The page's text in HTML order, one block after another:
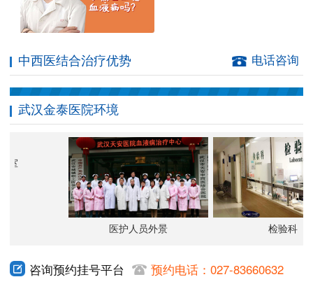
中西医结合治疗优势 电话咨询
武汉金泰医院环境
医护人员外景 检验科
咨询预约挂号平台 预约电话：027-83660632